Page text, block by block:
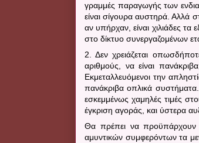
γραμμές παραγωγής των
είναι σίγουρα αυστηρά. Αλλά
αν υπήρχαν, είναι χιλιάδες
στο δίκτυο συνεργαζομένων
2. Δεν χρειάζεται
αριθμούς, να είναι
Εκμεταλλευόμενοι την
πανάκριβα οπλικά
εσκεμμένως χαμηλές τιμές
έγκριση αγοράς, και ύστερα
Θα πρέπει να προϋπάρχουν
αμυντικών συμφερόντων τα